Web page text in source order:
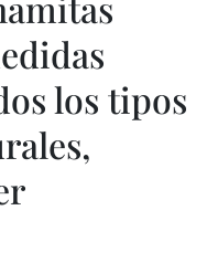
los tipos